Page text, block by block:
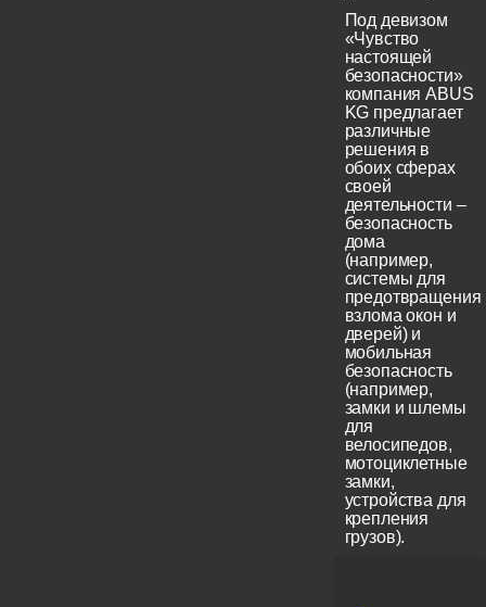
Под девизом
«Чувство
настоящей
безопасности»
компания ABUS
KG предлагает
различные
решения в
обоих сферах
своей
деятельности –
безопасность
дома
(например,
системы для
предотвращения
взлома окон и
дверей) и
мобильная
безопасность
(например,
замки и шлемы
для
велосипедов,
мотоциклетные
замки,
устройства для
крепления
грузов).